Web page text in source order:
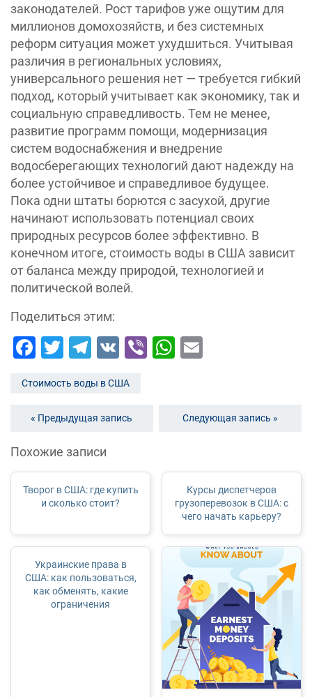
законодателей. Рост тарифов уже ощутим для
миллионов домохозяйств, и без системных
реформ ситуация может ухудшиться. Учитывая
различия в региональных условиях,
универсального решения нет — требуется гибкий
подход, который учитывает как экономику, так и
социальную справедливость. Тем не менее,
развитие программ помощи, модернизация
систем водоснабжения и внедрение
водосберегающих технологий дают надежду на
более устойчивое и справедливое будущее.
Пока одни штаты борются с засухой, другие
начинают использовать потенциал своих
природных ресурсов более эффективно. В
конечном итоге, стоимость воды в США зависит
от баланса между природой, технологией и
политической волей.
Поделиться этим:
Facebook
Twitter
Telegram
VK ViberWhatsApp
Стоимость воды в США
« Предыдущая запись Следующая запись »
Похожие записи
Творог в США: где купить
и сколько стоит?
Курсы диспетчеров
грузоперевозок в США: с
чего начать карьеру?
Украинские права в
США: как пользоваться,
как обменять, какие
ограничения